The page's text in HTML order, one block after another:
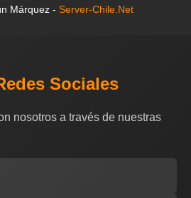
Márquez - Server-Chile.Net
Sociales
nosotros a través de nuestras